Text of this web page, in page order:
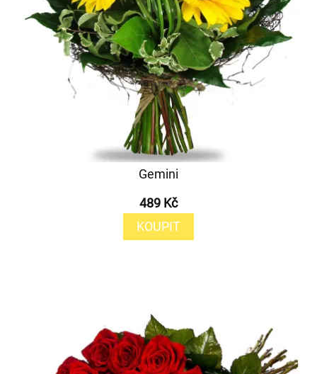
Gemini
489 Kč
KOUPIT